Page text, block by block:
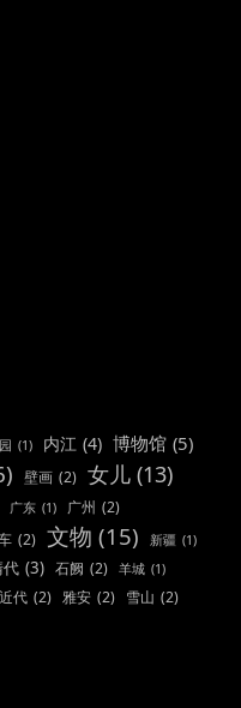
(1) 内江 (4) 博物馆 (5)
壁画 (2) 女儿 (13)
广东 (1) 广州 (2)
(2) 文物 (15) 新疆 (1)
代 (3) 石阙 (2) 羊城 (1)
近代 (2) 雅安 (2) 雪山 (2)